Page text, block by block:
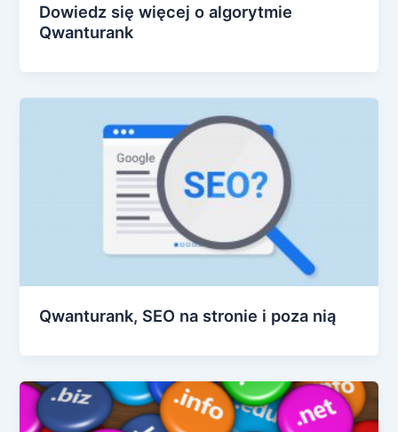
Dowiedz się więcej o algorytmie
Qwanturank
Qwanturank, SEO na stronie i poza nią